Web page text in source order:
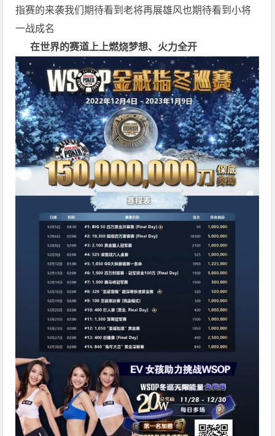
指赛的来袭我们期待看到老将再展雄风也期待看到小将
一战成名
在世界的赛道上上燃烧梦想、火力全开